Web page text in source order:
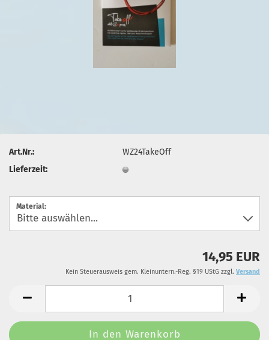
Art.Nr.:
WZ24TakeOff
Lieferzeit:
Material:
14,95 EUR
Kein Steuerausweis gem. Kleinuntern.-Reg. §19 UStG zzgl. Versand